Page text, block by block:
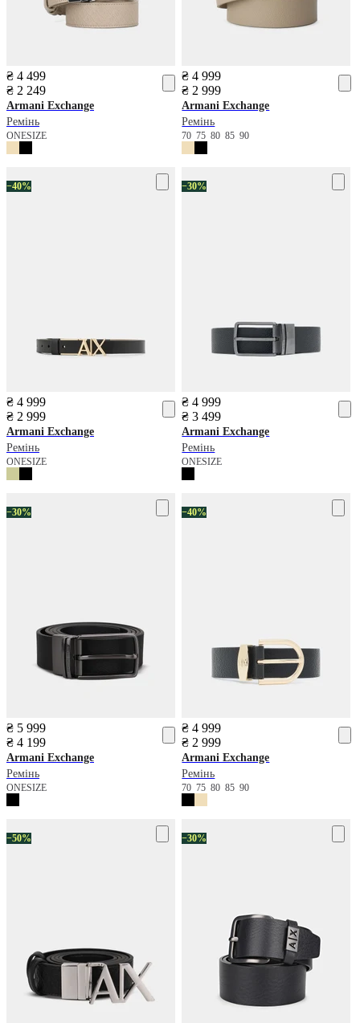
₴ 4 499
₴ 2 249
Armani Exchange
Ремінь
ONESIZE
₴ 4 999
₴ 2 999
Armani Exchange
Ремінь
7075808590
−40%
₴ 4 999
₴ 2 999
Armani Exchange
Ремінь
ONESIZE
−30%
₴ 4 999
₴ 3 499
Armani Exchange
Ремінь
ONESIZE
−30%
₴ 5 999
₴ 4 199
Armani Exchange
Ремінь
ONESIZE
−40%
₴ 4 999
₴ 2 999
Armani Exchange
Ремінь
7075808590
−50% −30%